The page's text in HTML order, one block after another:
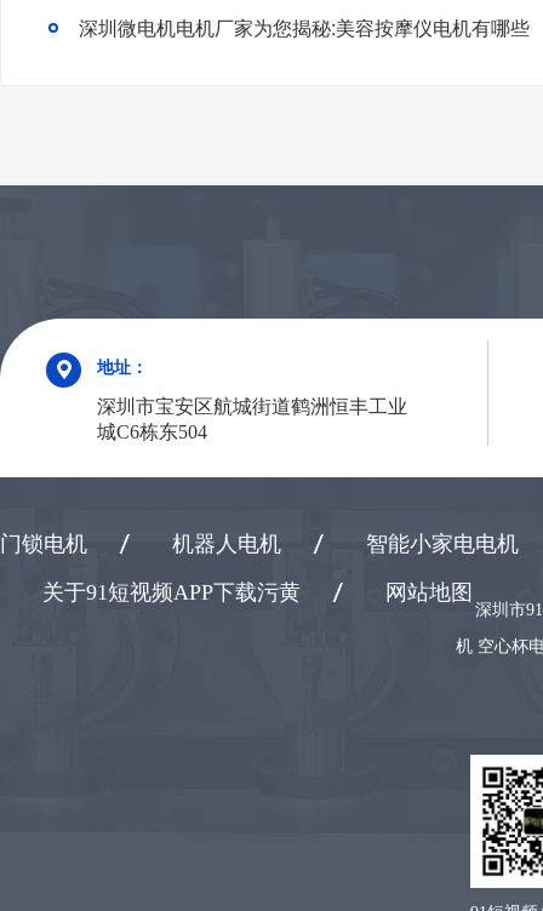
深圳微电机电机厂家为您揭秘:美容按摩仪电机有哪些
地址：
深圳市宝安区航城街道鹤洲恒丰工业
城C6栋东504
门锁电机 机器人电机
智能小家电电机
关于91短视频APP下载污黄
网站地图
深圳市
机 空心杯